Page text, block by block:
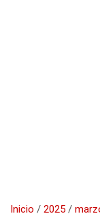
Inicio 2025